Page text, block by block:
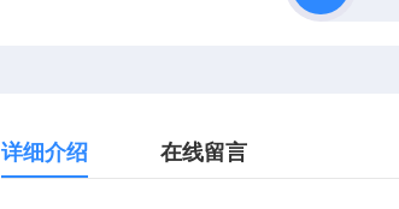
详细介绍 在线留言